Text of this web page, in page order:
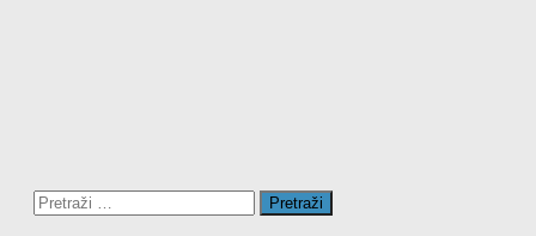
Pretraži: